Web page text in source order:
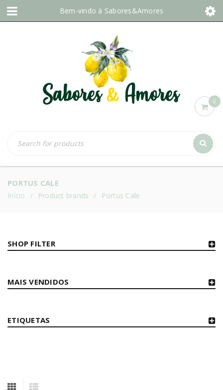
Bem-vindo à Sabores&Amores
0
PORTUS CALE
Início / Product brands / Portus Cale
SHOP FILTER
MAIS VENDIDOS
ETIQUETAS